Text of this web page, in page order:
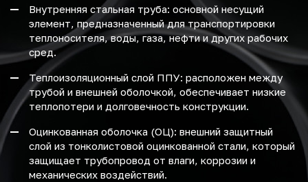
Внутренняя стальная труба: основной несущий
элемент, предназначенный для транспортировки
теплоносителя, воды, газа, нефти и других рабочих
сред.
Теплоизоляционный слой ППУ: расположен между
трубой и внешней оболочкой, обеспечивает низкие
теплопотери и долговечность конструкции.
Оцинкованная оболочка (ОЦ): внешний защитный
слой из тонколистовой оцинкованной стали, который
защищает трубопровод от влаги, коррозии и
механических воздействий.